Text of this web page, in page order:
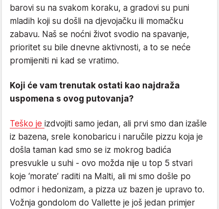
barovi su na svakom koraku, a gradovi su puni
mladih koji su došli na djevojačku ili momačku
zabavu. Naš se noćni život svodio na spavanje,
prioritet su bile dnevne aktivnosti, a to se neće
promijeniti ni kad se vratimo.
Koji će vam trenutak ostati kao najdraža
uspomena s ovog putovanja?
Teško je izdvojiti samo jedan, ali prvi smo dan izašle
iz bazena, srele konobaricu i naručile pizzu koja je
došla taman kad smo se iz mokrog badića
presvukle u suhi - ovo možda nije u top 5 stvari
koje ‘morate’ raditi na Malti, ali mi smo došle po
odmor i hedonizam, a pizza uz bazen je upravo to.
Vožnja gondolom do Vallette je još jedan primjer